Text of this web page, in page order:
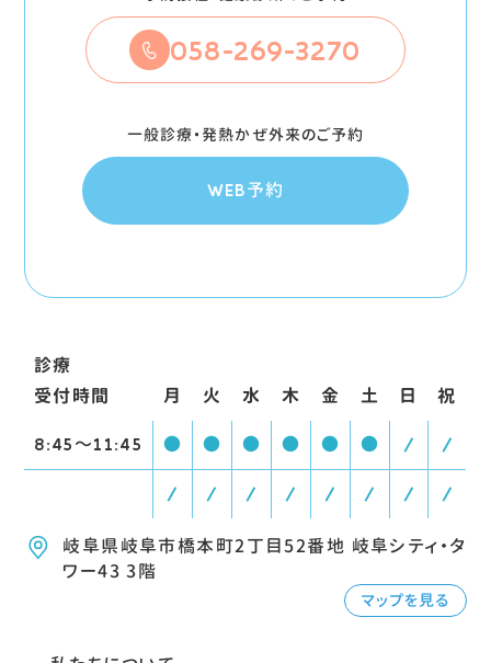
058-269-3270
一般診療・発熱かぜ外来のご予約
WEB予約
診療
受付時間
月 火 水 木 金 土 日 祝
8:45〜11:45 ● ● ● ● ● ● / /
/ / / / / / / /
岐阜県岐阜市橋本町2丁目52番地 岐阜シティ・タ
ワー43 3階
マップを見る